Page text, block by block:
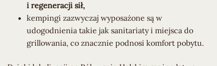
i regeneracji sił,
kempingi zazwyczaj wyposażone są w
udogodnienia takie jak sanitariaty i miejsca do
grillowania, co znacznie podnosi komfort pobytu.